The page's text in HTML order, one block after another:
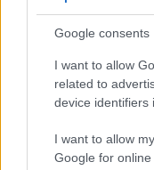
Google consents
I want to allow
related to
device identifiers
I want to allow
Google for